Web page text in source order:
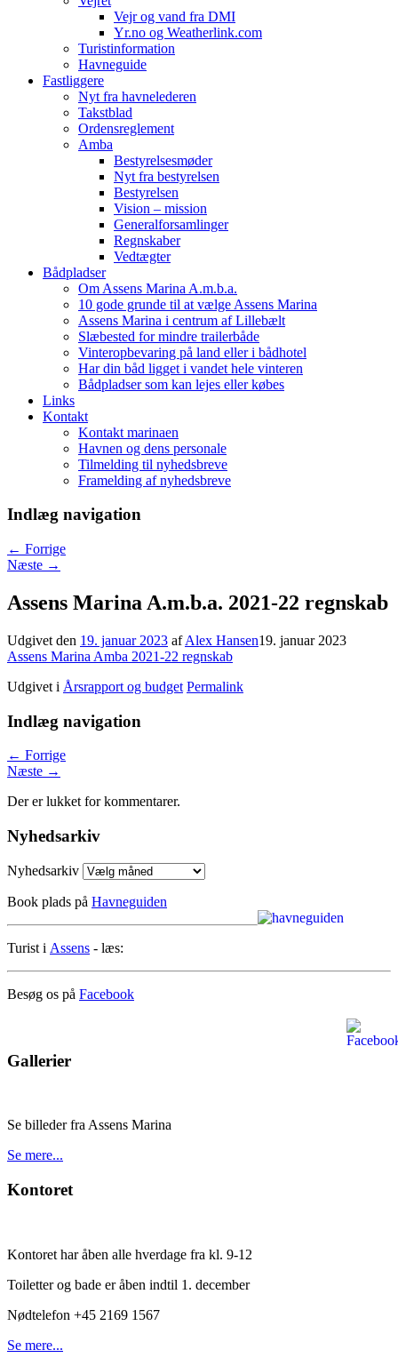
Vejr og vand fra DMI
Yr.no og Weatherlink.com
Turistinformation
Havneguide
Fastliggere
Nyt fra havnelederen
Takstblad
Ordensreglement
Amba
Bestyrelsesmøder
Nyt fra bestyrelsen
Bestyrelsen
Vision – mission
Generalforsamlinger
Regnskaber
Vedtægter
Bådpladser
Om Assens Marina A.m.b.a.
10 gode grunde til at vælge Assens Marina
Assens Marina i centrum af Lillebælt
Slæbested for mindre trailerbåde
Vinteropbevaring på land eller i bådhotel
Har din båd ligget i vandet hele vinteren
Bådpladser som kan lejes eller købes
Links
Kontakt
Kontakt marinaen
Havnen og dens personale
Tilmelding til nyhedsbreve
Framelding af nyhedsbreve
Indlæg navigation
← Forrige
Næste →
Assens Marina A.m.b.a. 2021-22 regnskab
Udgivet den 19. januar 2023 afAlex Hansen19. januar 2023
Assens Marina Amba 2021-22 regnskab
Udgivet i Årsrapport og budget Permalink
Indlæg navigation
← Forrige
Næste →
Der er lukket for kommentarer.
Nyhedsarkiv
Nyhedsarkiv
Book plads på Havneguiden
Turist i Assens - læs:
Besøg os på Facebook
Gallerier
Se billeder fra Assens Marina
Se mere...
Kontoret
Kontoret har åben alle hverdage fra kl. 9-12
Toiletter og bade er åben indtil 1. december
Nødtelefon +45 2169 1567
Se mere...